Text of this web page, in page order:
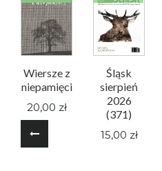
Wiersze z
niepamięci
20,00 zł
Śląsk
sierpień
2026
(371)
15,00 zł